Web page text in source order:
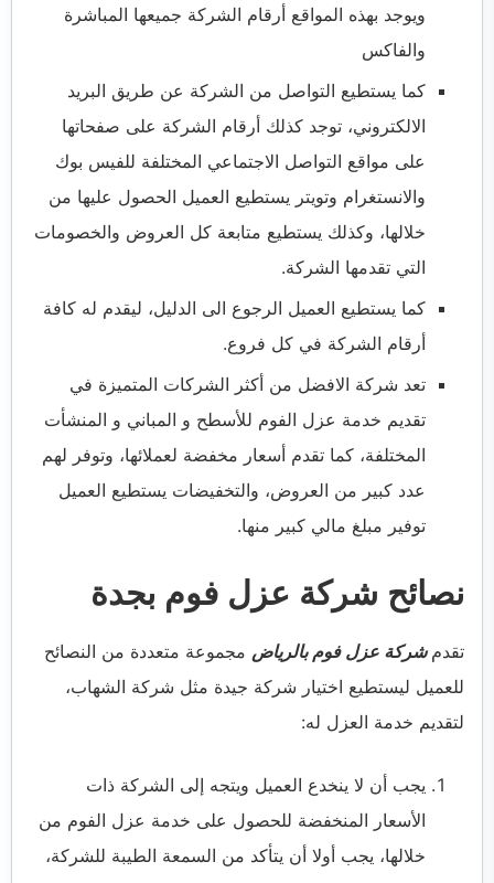
ويوجد بهذه المواقع أرقام الشركة جميعها المباشرة
والفاكس
كما يستطيع التواصل من الشركة عن طريق البريد
الالكتروني، توجد كذلك أرقام الشركة على صفحاتها
على مواقع التواصل الاجتماعي المختلفة للفيس بوك
والانستغرام وتويتر يستطيع العميل الحصول عليها من
خلالها، وكذلك يستطيع متابعة كل العروض والخصومات
التي تقدمها الشركة.
كما يستطيع العميل الرجوع الى الدليل، ليقدم له كافة
أرقام الشركة في كل فروع.
تعد شركة الافضل من أكثر الشركات المتميزة في
تقديم خدمة عزل الفوم للأسطح و المباني و المنشأت
المختلفة، كما تقدم أسعار مخفضة لعملائها، وتوفر لهم
عدد كبير من العروض، والتخفيضات يستطيع العميل
توفير مبلغ مالي كبير منها.
نصائح شركة عزل فوم بجدة
تقدمشركة عزل فوم بالرياض مجموعة متعددة من النصائح
للعميل ليستطيع اختيار شركة جيدة مثل شركة الشهاب،
لتقديم خدمة العزل له:
يجب أن لا ينخدع العميل ويتجه إلى الشركة ذات
الأسعار المنخفضة للحصول على خدمة عزل الفوم من
خلالها، يجب أولا أن يتأكد من السمعة الطيبة للشركة،